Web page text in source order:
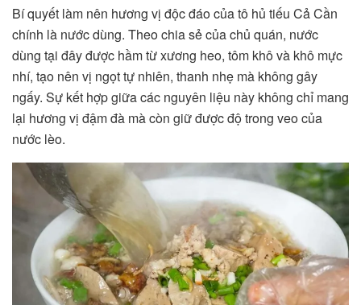
Bí quyết làm nên hương vị độc đáo của tô hủ tiếu Cả Cần
chính là nước dùng. Theo chia sẻ của chủ quán, nước
dùng tại đây được hầm từ xương heo, tôm khô và khô mực
nhí, tạo nên vị ngọt tự nhiên, thanh nhẹ mà không gây
ngấy. Sự kết hợp giữa các nguyên liệu này không chỉ mang
lại hương vị đậm đà mà còn giữ được độ trong veo của
nước lèo​.